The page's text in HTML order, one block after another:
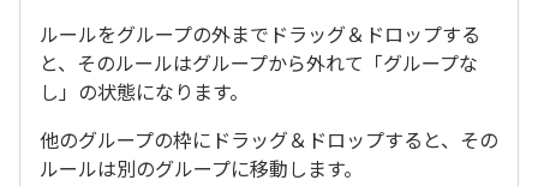
ルールをグループの外までドラッグ＆ドロップする
と、そのルールはグループから外れて「グループな
し」の状態になります。
他のグループの枠にドラッグ＆ドロップすると、その
ルールは別のグループに移動します。